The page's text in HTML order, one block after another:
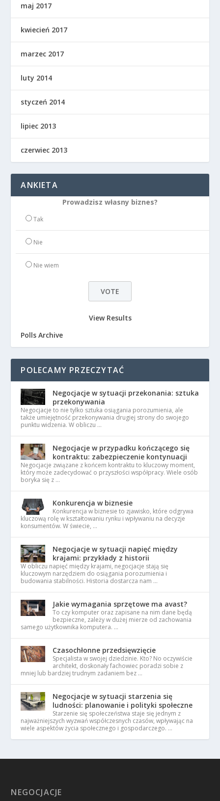
maj 2017
kwiecień 2017
marzec 2017
luty 2014
styczeń 2014
lipiec 2013
czerwiec 2013
ANKIETA
Prowadzisz własny biznes?
Tak
Nie
Nie wiem
View Results
Polls Archive
POLECAMY PRZECZYTAĆ
Negocjacje w sytuacji przekonania: sztuka
przekonywania
Negocjacje to nie tylko sztuka osiągania porozumienia, ale
także umiejętność przekonywania drugiej strony do swojego
punktu widzenia. W obliczu …
Negocjacje w przypadku kończącego się
kontraktu: zabezpieczenie kontynuacji
Negocjacje związane z końcem kontraktu to kluczowy moment,
który może zadecydować o przyszłości współpracy. Wiele osób
boryka się z …
Konkurencja w biznesie
Konkurencja w biznesie to zjawisko, które odgrywa
kluczową rolę w kształtowaniu rynku i wpływaniu na decyzje
konsumentów. W świecie, …
Negocjacje w sytuacji napięć między
krajami: przykłady z historii
W obliczu napięć między krajami, negocjacje stają się
kluczowym narzędziem do osiągania porozumienia i
budowania stabilności. Historia dostarcza nam …
Jakie wymagania sprzętowe ma avast?
To czy komputer oraz zapisane na nim dane będą
bezpieczne, zależy w dużej mierze od zachowania
samego użytkownika komputera. …
Czasochłonne przedsięwzięcie
Specjalista w swojej dziedzinie. Kto? No oczywiście
architekt, doskonały fachowiec poradzi sobie z
mniej lub bardziej trudnym zadaniem bez …
Negocjacje w sytuacji starzenia się
ludności: planowanie i polityki społeczne
Starzenie się społeczeństwa staje się jednym z
najważniejszych wyzwań współczesnych czasów, wpływając na
wiele aspektów życia społecznego i gospodarczego. …
NEGOCJACJE